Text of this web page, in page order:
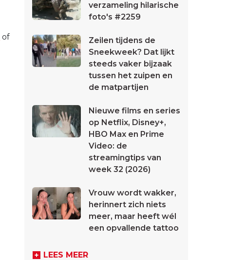
of
verzameling hilarische
foto's #2259
Zeilen tijdens de
Sneekweek? Dat lijkt
steeds vaker bijzaak
tussen het zuipen en
de matpartijen
Nieuwe films en series
op Netflix, Disney+,
HBO Max en Prime
Video: de
streamingtips van
week 32 (2026)
Vrouw wordt wakker,
herinnert zich niets
meer, maar heeft wél
een opvallende tattoo
LEES MEER